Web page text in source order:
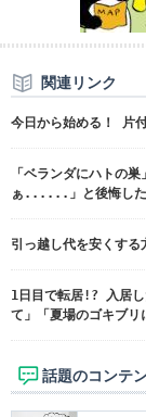
関連リンク
今日から始める！ 片
「ベランダにハトの
ぁ......」と後悔した
引っ越し代を安くする
1日目で転居!? 入居し
て」「夏場のゴキブ
話題のコンテ